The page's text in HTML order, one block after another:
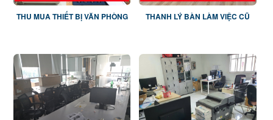
THU MUA THIẾT BỊ VĂN PHÒNG THANH LÝ BÀN LÀM VIỆC CŨ